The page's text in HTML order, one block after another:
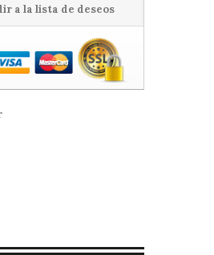
a la lista de deseos